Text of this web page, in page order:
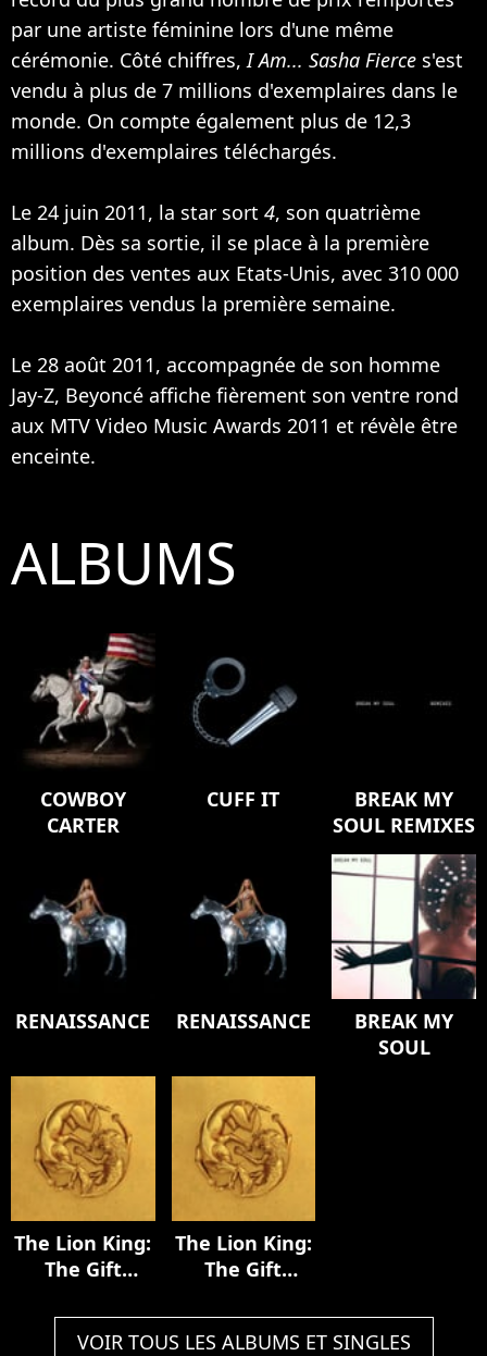
par une artiste féminine lors d'une même
cérémonie. Côté chiffres, I Am... Sasha Fierce s'est
vendu à plus de 7 millions d'exemplaires dans le
monde. On compte également plus de 12,3
millions d'exemplaires téléchargés.
Le 24 juin 2011, la star sort 4, son quatrième
album. Dès sa sortie, il se place à la première
position des ventes aux Etats-Unis, avec 310 000
exemplaires vendus la première semaine.
Le 28 août 2011, accompagnée de son homme
Jay-Z, Beyoncé affiche fièrement son ventre rond
aux MTV Video Music Awards 2011 et révèle être
enceinte.
ALBUMS
COWBOY
CARTER
CUFF IT
BREAK MY
SOUL REMIXES
RENAISSANCE RENAISSANCE
BREAK MY
SOUL
The Lion King:
The Gift
Edition]
The Lion King:
The Gift
Edition]
VOIR TOUS LES ALBUMS ET SINGLES